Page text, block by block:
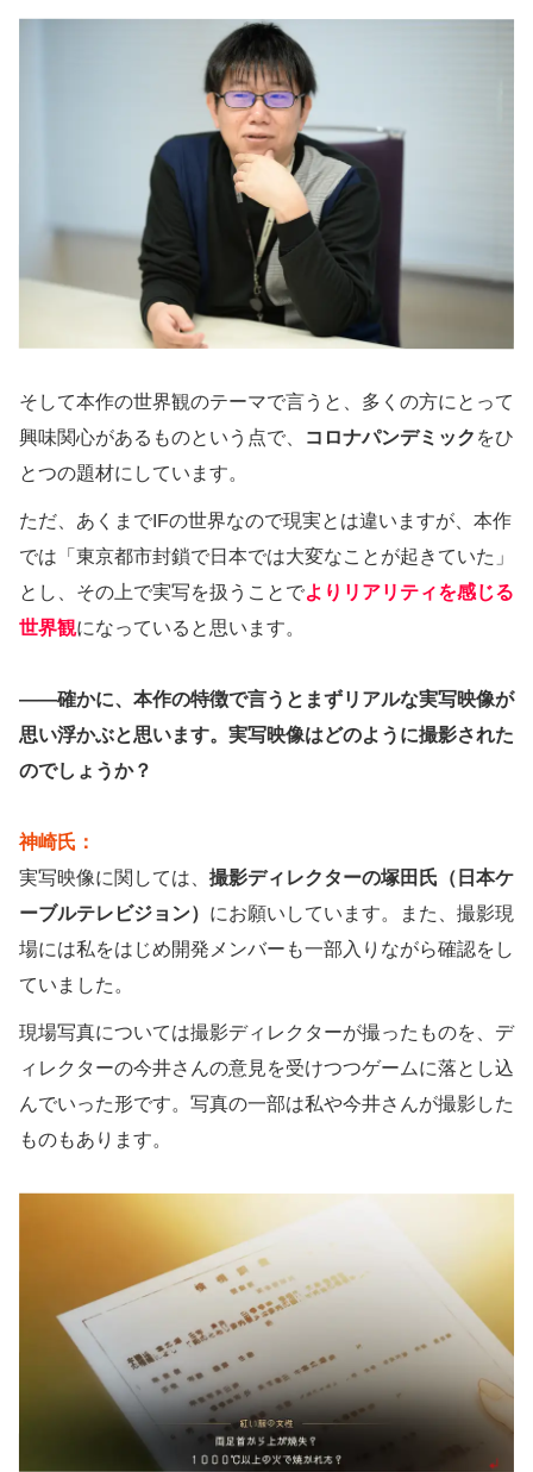
そして本作の世界観のテーマで言うと、多くの方にとって
興味関心があるものという点で、 コロナパンデミック をひ
とつの題材にしています。
ただ、あくまでIFの世界なので現実とは違いますが、本作
では「東京都市封鎖で日本では大変なことが起きていた」
とし、その上で実写を扱うことでよりリアリティを感じる
世界観になっていると思います。
——確かに、本作の特徴で言うとまずリアルな実写映像が
思い浮かぶと思います。実写映像はどのように撮影された
のでしょうか？
神崎氏：
実写映像に関しては、 撮影ディレクターの塚田氏（日本ケ
ーブルテレビジョン） にお願いしています。また、撮影現
場には私をはじめ開発メンバーも一部入りながら確認をし
ていました。
現場写真については撮影ディレクターが撮ったものを、デ
ィレクターの今井さんの意見を受けつつゲームに落とし込
んでいった形です。写真の一部は私や今井さんが撮影した
ものもあります。